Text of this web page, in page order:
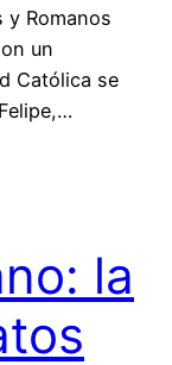
Romanos
un
Católica se
la